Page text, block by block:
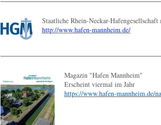
Staatliche Rhein-Neckar-
http://www.hafen-mannheim.de/
Magazin "Hafen Mannheim"
Erscheint viermal im Jahr
https://www.hafen-mannheim.de/